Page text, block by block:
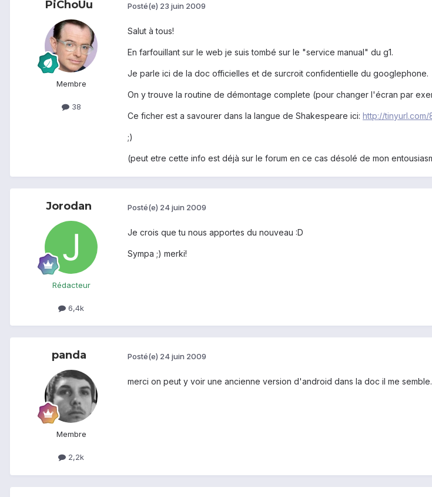
PiChoUu
Membre
38
Posté(e) 23 juin 2009
Salut à tous!
En farfouillant sur le web je suis tombé sur le "service manual" du g1.
Je parle ici de la doc officielles et de surcroit confidentielle du googlephone.
On y trouve la routine de démontage complete (pour changer l'écran par
Ce ficher est a savourer dans la langue de Shakespeare ici: http://tinyurl.com/
;)
(peut etre cette info est déjà sur le forum en ce cas désolé de mon
Jorodan
Rédacteur
6,4k
Posté(e) 24 juin 2009
Je crois que tu nous apportes du nouveau :D
Sympa ;) merki!
panda
Membre
2,2k
Posté(e) 24 juin 2009
merci on peut y voir une ancienne version d'android dans la doc il me semble.